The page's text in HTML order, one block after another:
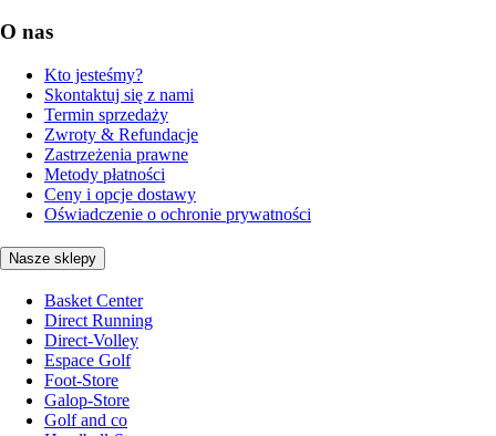
O nas
Kto jesteśmy?
Skontaktuj się z nami
Termin sprzedaży
Zwroty & Refundacje
Zastrzeżenia prawne
Metody płatności
Ceny i opcje dostawy
Oświadczenie o ochronie prywatności
Nasze sklepy
Basket Center
Direct Running
Direct-Volley
Espace Golf
Foot-Store
Galop-Store
Golf and co